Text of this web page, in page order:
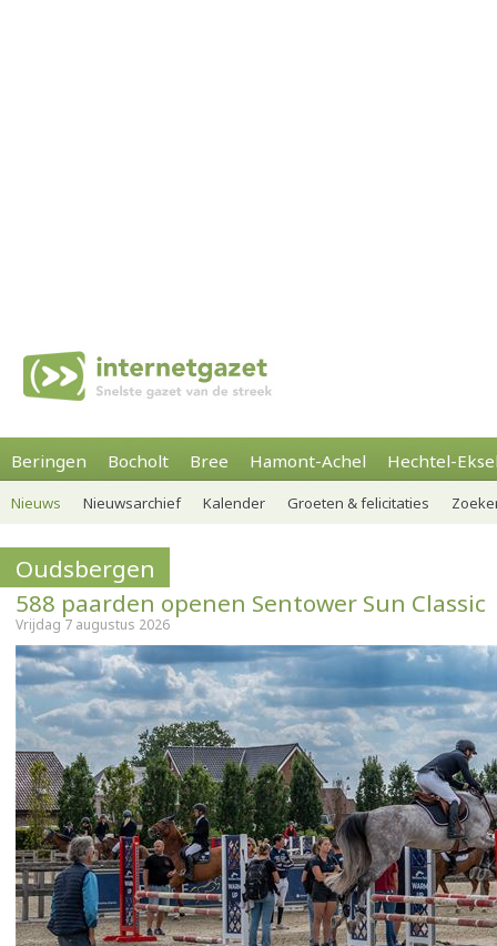
Beringen Bocholt Bree Hamont-Achel Hechtel-
Nieuws Nieuwsarchief Kalender Groeten & felicitaties
Oudsbergen
588 paarden openen Sentower Sun Classic
Vrijdag 7 augustus 2026